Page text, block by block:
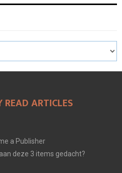
READ ARTICLES
a Publisher
deze 3 items gedacht?